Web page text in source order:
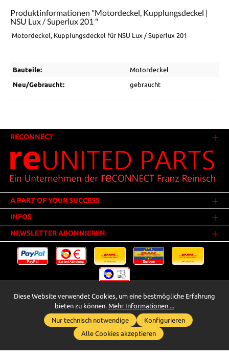
Produktinformationen "Motordeckel, Kupplungsdeckel |
NSU Lux / Superlux 201 "
Motordeckel, Kupplungsdeckel für NSU Lux / Superlux 201
Bauteile: Motordeckel
Neu/Gebraucht: gebraucht
RECONNECT
A PART OF YOUR SUCCESS
INFOS
NEWSLETTER ABONNIEREN
* Alle Preise inkl. gesetzl. Mehrwertsteuer zzgl.Versandkosten
Innerhalb Deutschlands - Versandkostenfrei ab 25,00 Euro Warenwert.
** Der Verkauf unterliegt der Differenzbesteuerung gem. § 25a UStG
(Gebrauchtgegenstände/Sonderregelung). Ein gesonderter Ausweis der
Umsatzsteuer bei gebrauchten oder wiederaufbereiteten Gegenständen
Whatsapp für Anfragen
Diese Website verwendet Cookies, um eine bestmögliche Erfahrung
bieten zu können. Mehr Informationen ...
Nur technisch notwendige
Konfigurieren
Alle Cookies akzeptieren